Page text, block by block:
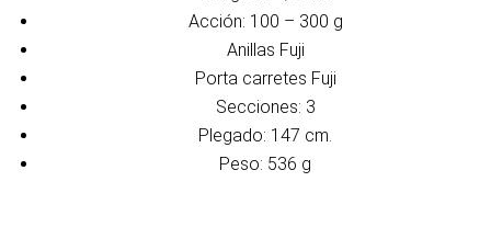
Acción: 100 – 300 g
Anillas Fuji
Porta carretes Fuji
Secciones: 3
Plegado: 147 cm.
Peso: 536 g